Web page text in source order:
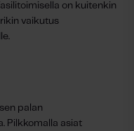
on kuitenkin
vaikutus
palan
Pilkkomalla asiat